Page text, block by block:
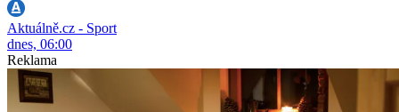
Aktuálně.cz - Sport
dnes, 06:00
Reklama